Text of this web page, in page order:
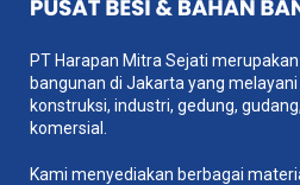
PT Harapan Mitra Sejati
bangunan di Jakarta yang
konstruksi, industri, gedung,
komersial.
Kami menyediakan berbagai